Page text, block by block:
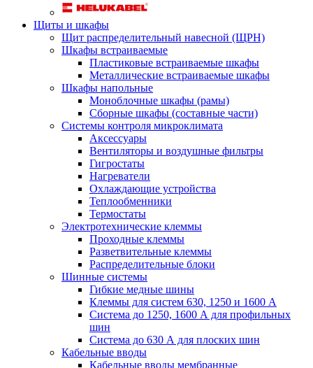
Щиты и шкафы
Щит распределительный навесной (ЩРН)
Шкафы встраиваемые
Пластиковые встраиваемые шкафы
Металлические встраиваемые шкафы
Шкафы напольные
Моноблочные шкафы (рамы)
Сборные шкафы (составные части)
Системы контроля микроклимата
Аксессуары
Вентиляторы и воздушные фильтры
Гигростаты
Нагреватели
Охлаждающие устройства
Теплообменники
Термостаты
Электротехнические клеммы
Проходные клеммы
Разветвительные клеммы
Распределительные блоки
Шинные системы
Гибкие медные шины
Клеммы для систем 630, 1250 и 1600 А
Система до 1250, 1600 А для профильных
шин
Система до 630 А для плоских шин
Кабельные вводы
Кабельные вводы мембранные